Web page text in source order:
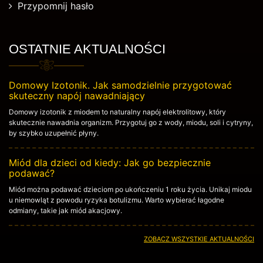
Przypomnij hasło
OSTATNIE AKTUALNOŚCI
Domowy Izotonik. Jak samodzielnie przygotować
skuteczny napój nawadniający
Domowy izotonik z miodem to naturalny napój elektrolitowy, który
skutecznie nawadnia organizm. Przygotuj go z wody, miodu, soli i cytryny,
by szybko uzupełnić płyny.
Miód dla dzieci od kiedy: Jak go bezpiecznie
podawać?
Miód można podawać dzieciom po ukończeniu 1 roku życia. Unikaj miodu
u niemowląt z powodu ryzyka botulizmu. Warto wybierać łagodne
odmiany, takie jak miód akacjowy.
ZOBACZ WSZYSTKIE AKTUALNOŚCI